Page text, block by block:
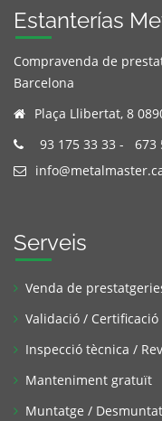
Estanterías
Compravenda de
Barcelona
Plaça Llibertat, 8
93 175 33 33 -
673
Serveis
Venda de
Validació / Certificació
Inspecció tècnica /
Manteniment gratuït
Muntatge /